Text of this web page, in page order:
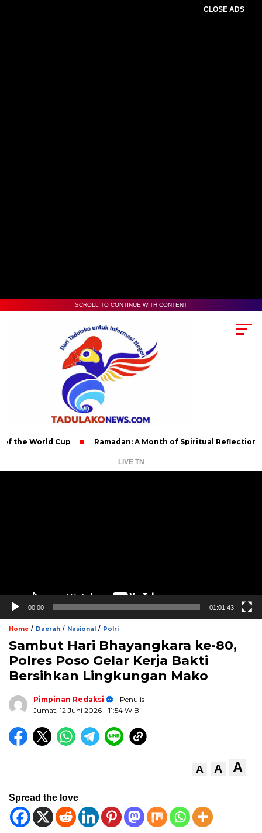
CLOSE ADS
SCROLL TO CONTINUE WITH CONTENT
Cup Ramadan: A Month of Spiritual Reflection,
LIVE TN
00:00 01:01:43
Home / Daerah / Nasional / Polri
Sambut Hari Bhayangkara ke-80,
Polres Poso Gelar Kerja Bakti
Bersihkan Lingkungan Mako
Pimpinan Redaksi
- Penulis
Jumat, 12 Juni 2026 - 11:54 WIB
A A A
Spread the love